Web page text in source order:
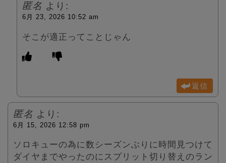
匿名 より:
6月 23, 2026 10:52 am
そこが適正ってことじゃん
返信
匿名 より:
6月 15, 2026 12:58 pm
ソロキューの為に数シーズンぶりに時間見つけて
ダイヤまでやったのにスプリット切り替えのラン